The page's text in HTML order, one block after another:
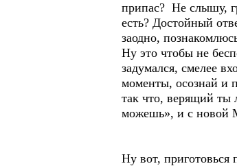
припас? Не слышу,
есть? Достойный
заодно,
Ну это чтобы не
задумался, смелее
моменты, осознай и
так что, верящий ты
можешь», и с новой
Ну вот, приготовься